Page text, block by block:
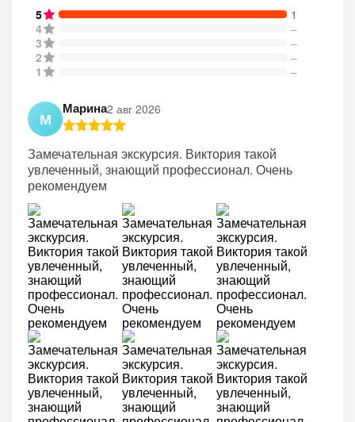
5
1
4
–
3
–
2
–
1
–
М
Марина2 авг 2026
Замечательная экскурсия. Виктория такой
увлеченный, знающий профессионал. Очень
рекомендуем